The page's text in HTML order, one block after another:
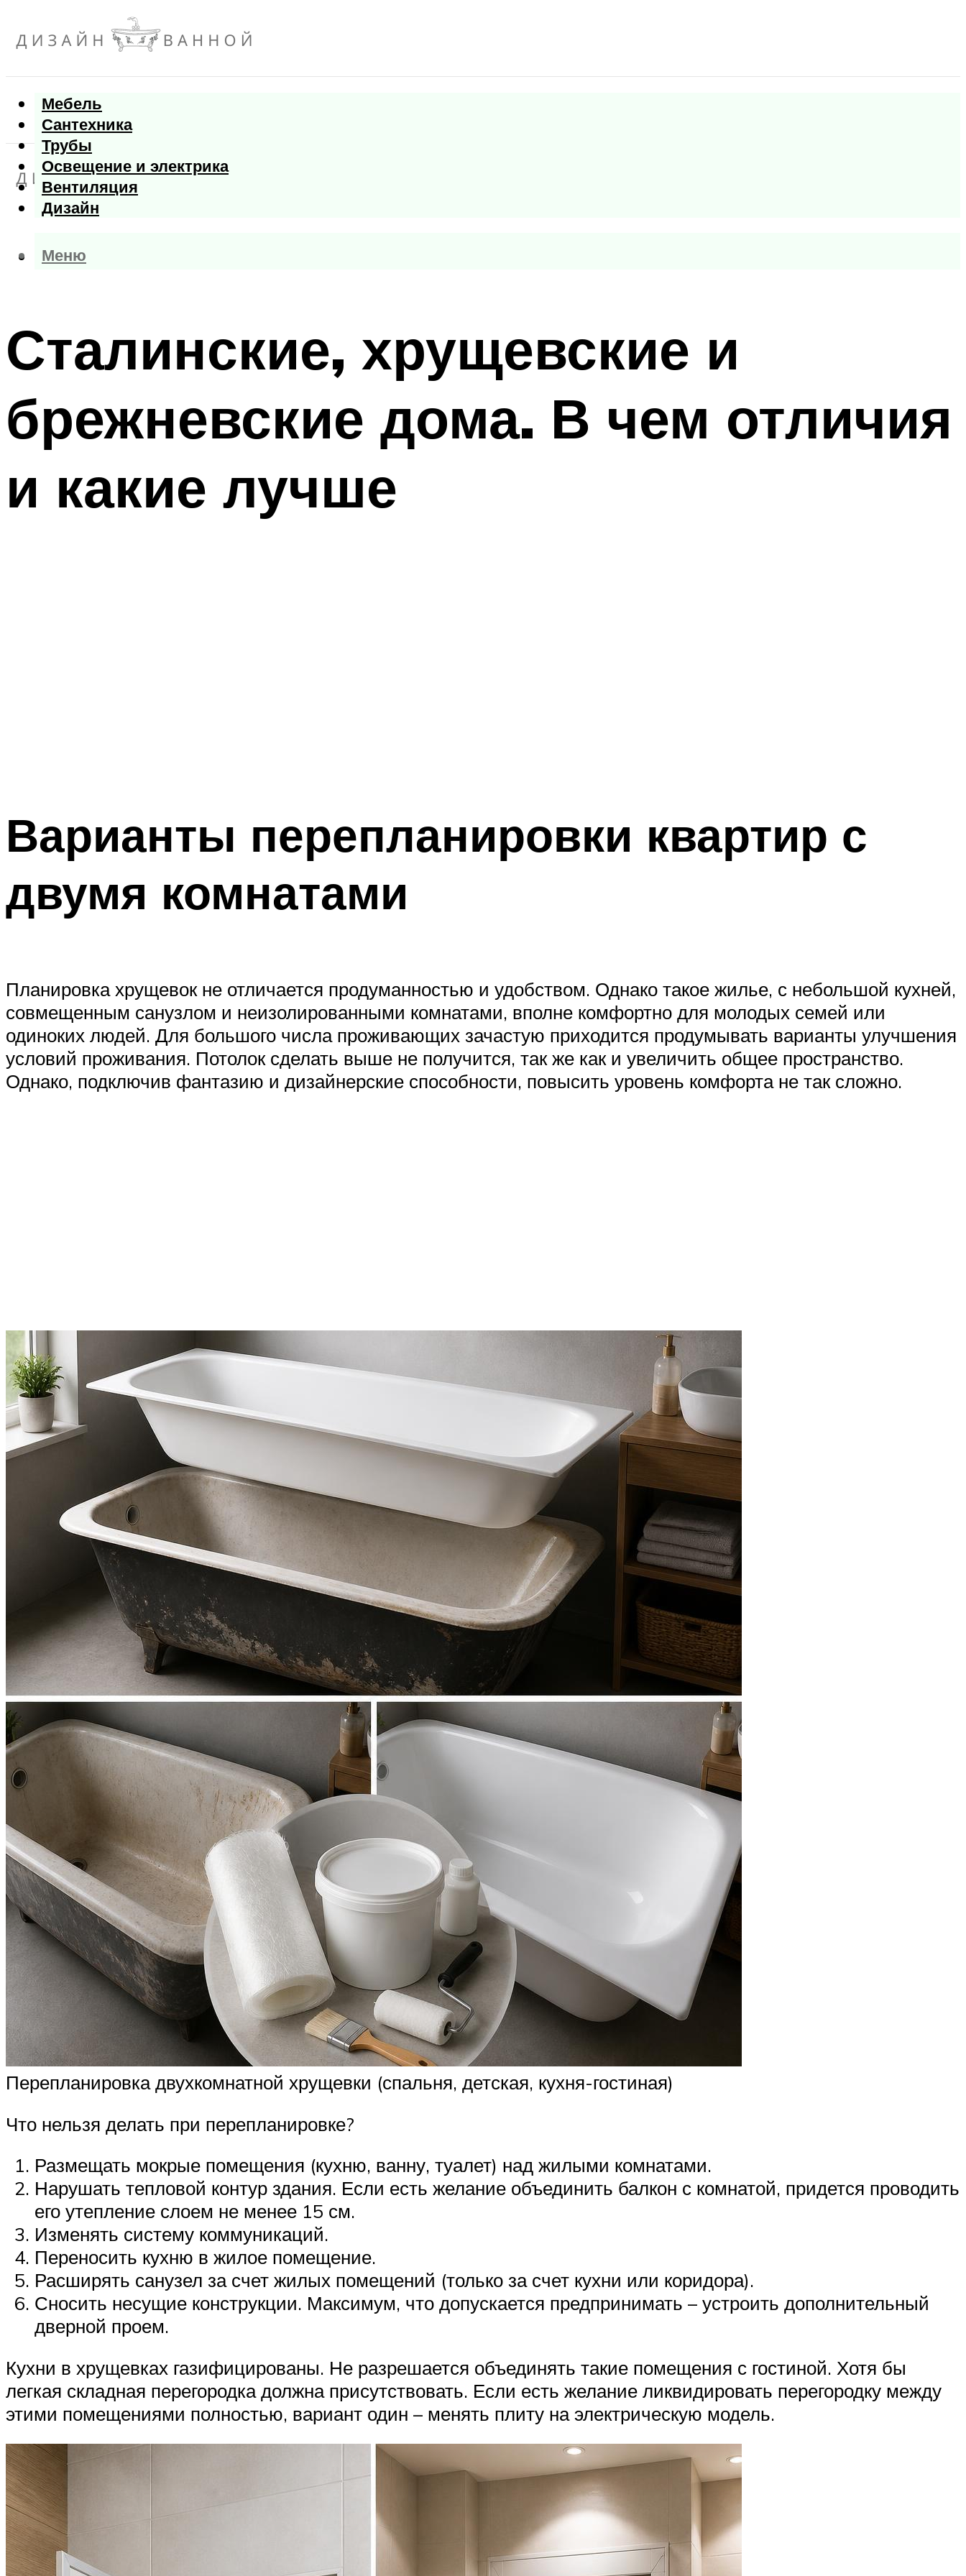
Мебель
Сантехника
Трубы
Освещение и электрика
Вентиляция
Дизайн
Меню
Меню
Сталинские, хрущевские и
брежневские дома. В чем отличия
и какие лучше
Варианты перепланировки квартир с
двумя комнатами
Планировка хрущевок не отличается продуманностью и удобством. Однако такое жилье, с небольшой кухней,
совмещенным санузлом и неизолированными комнатами, вполне комфортно для молодых семей или
одиноких людей. Для большого числа проживающих зачастую приходится продумывать варианты улучшения
условий проживания. Потолок сделать выше не получится, так же как и увеличить общее пространство.
Однако, подключив фантазию и дизайнерские способности, повысить уровень комфорта не так сложно.
Перепланировка двухкомнатной хрущевки (спальня, детская, кухня-гостиная)
Что нельзя делать при перепланировке?
Размещать мокрые помещения (кухню, ванну, туалет) над жилыми комнатами.
Нарушать тепловой контур здания. Если есть желание объединить балкон с комнатой, придется проводить
его утепление слоем не менее 15 см.
Изменять систему коммуникаций.
Переносить кухню в жилое помещение.
Расширять санузел за счет жилых помещений (только за счет кухни или коридора).
Сносить несущие конструкции. Максимум, что допускается предпринимать – устроить дополнительный
дверной проем.
Кухни в хрущевках газифицированы. Не разрешается объединять такие помещения с гостиной. Хотя бы
легкая складная перегородка должна присутствовать. Если есть желание ликвидировать перегородку между
этими помещениями полностью, вариант один – менять плиту на электрическую модель.